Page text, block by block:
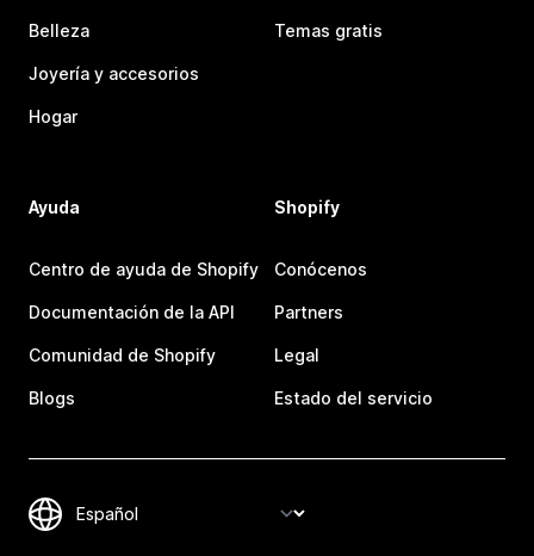
Belleza
Joyería y accesorios
Hogar
Temas gratis
Ayuda
Centro de ayuda de Shopify
Documentación de la API
Comunidad de Shopify
Blogs
Shopify
Conócenos
Partners
Legal
Estado del servicio